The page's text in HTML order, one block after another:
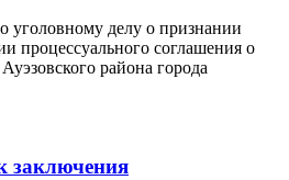
уголовному делу о признании
процессуального соглашения о
района города
заключения